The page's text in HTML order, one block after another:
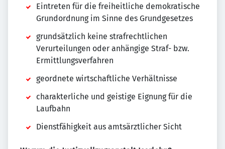
Eintreten für die freiheitliche demokratische
Grundordnung im Sinne des Grundgesetzes
grundsätzlich keine strafrechtlichen
Verurteilungen oder anhängige Straf- bzw.
Ermittlungsverfahren
geordnete wirtschaftliche Verhältnisse
charakterliche und geistige Eignung für die
Laufbahn
Dienstfähigkeit aus amtsärztlicher Sicht